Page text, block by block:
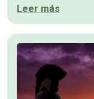
Leer más